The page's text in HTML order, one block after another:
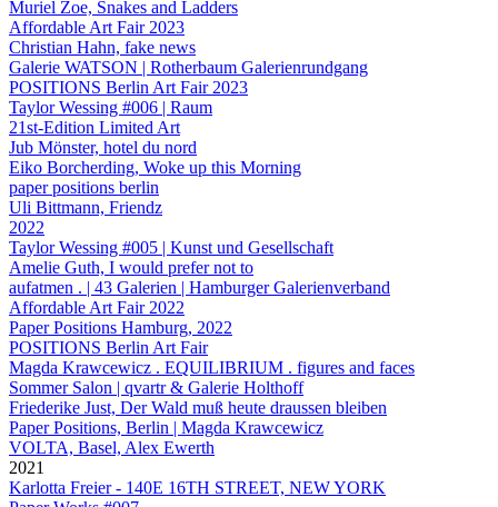
Muriel Zoe, Snakes and Ladders
Affordable Art Fair 2023
Christian Hahn, fake news
Galerie WATSON | Rotherbaum Galerienrundgang
POSITIONS Berlin Art Fair 2023
Taylor Wessing #006 | Raum
21st-Edition Limited Art
Jub Mönster, hotel du nord
Eiko Borcherding, Woke up this Morning
paper positions berlin
Uli Bittmann, Friendz
2022
Taylor Wessing #005 | Kunst und Gesellschaft
Amelie Guth, I would prefer not to
aufatmen . | 43 Galerien | Hamburger Galerienverband
Affordable Art Fair 2022
Paper Positions Hamburg, 2022
POSITIONS Berlin Art Fair
Magda Krawcewicz . EQUILIBRIUM . figures and faces
Sommer Salon | qvartr & Galerie Holthoff
Friederike Just, Der Wald muß heute draussen bleiben
Paper Positions, Berlin | Magda Krawcewicz
VOLTA, Basel, Alex Ewerth
2021
Karlotta Freier - 140E 16TH STREET, NEW YORK